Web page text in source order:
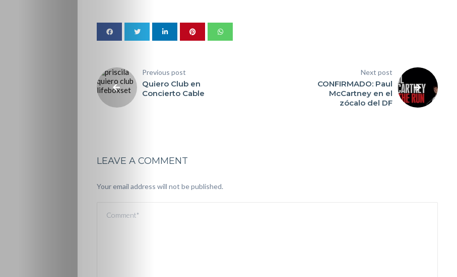
Previous post
Quiero Club en
Concierto Cable
Next post
CONFIRMADO: Paul
McCartney en el
zócalo del DF
LEAVE A COMMENT
Your email address will not be published.